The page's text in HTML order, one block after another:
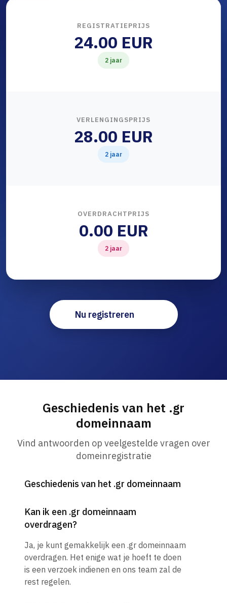
REGISTRATIEPRIJS
24.00 EUR
2 jaar
VERLENGINGSPRIJS
28.00 EUR
2 jaar
OVERDRACHTPRIJS
0.00 EUR
2 jaar
Nu registreren
Geschiedenis van het .gr
domeinnaam
Vind antwoorden op veelgestelde vragen over
domeinregistratie
Geschiedenis van het .gr domeinnaam
Kan ik een .gr domeinnaam
overdragen?
Ja, je kunt gemakkelijk een .gr domeinnaam
overdragen. Het enige wat je hoeft te doen
is een verzoek indienen en ons team zal de
rest regelen.